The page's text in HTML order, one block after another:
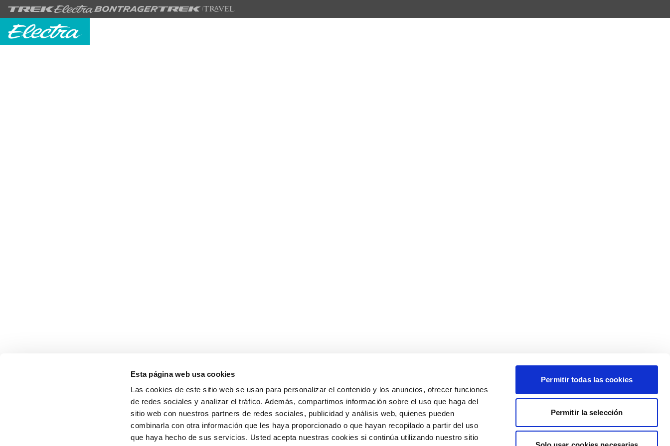
Esta página web usa cookies
Las cookies de este sitio web se usan para personalizar el contenido y los anuncios, ofrecer funciones
de redes sociales y analizar el tráfico. Además, compartimos información sobre el uso que haga del
sitio web con nuestros partners de redes sociales, publicidad y análisis web, quienes pueden
combinarla con otra información que les haya proporcionado o que hayan recopilado a partir del uso
que haya hecho de sus servicios. Usted acepta nuestras cookies si continúa utilizando nuestro sitio
Permitir todas las cookies
Permitir la selección